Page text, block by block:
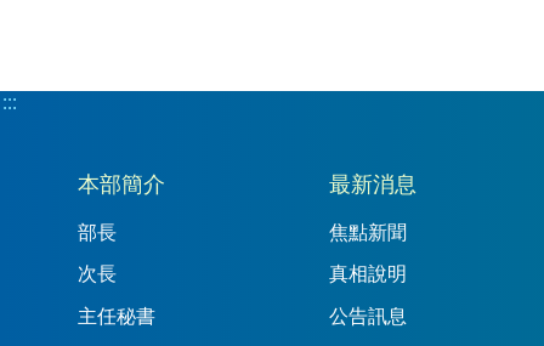
:::
:::
本部簡介
部長
次長
主任秘書
最新消息
焦點新聞
真相說明
公告訊息